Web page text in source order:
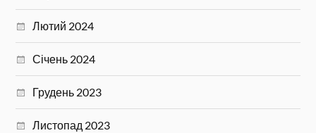
Лютий 2024
Січень 2024
Грудень 2023
Листопад 2023